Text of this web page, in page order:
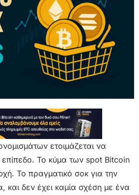
ετοιμάζεται να
Το κύμα των spot Bitcoin
Το πραγματικό σοκ για την
και δεν έχει καμία σχέση με ένα